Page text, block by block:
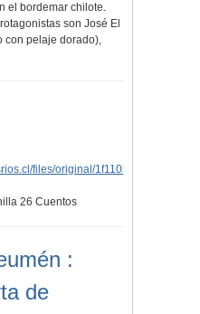
el bordemar chilote.
son José El
con pelaje dorado),
26 Cuentos
:
de